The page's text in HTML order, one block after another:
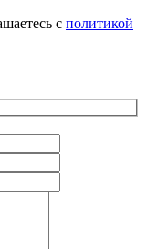
с политикой